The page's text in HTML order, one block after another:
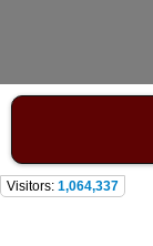
Visitors: 1,064,337